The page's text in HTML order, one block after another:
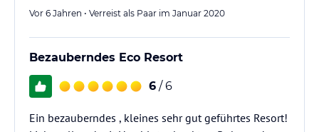
Vor 6 Jahren • Verreist als Paar im Januar 2020
Bezauberndes Eco Resort
6 / 6
Ein bezauberndes , kleines sehr gut geführtes Resort!